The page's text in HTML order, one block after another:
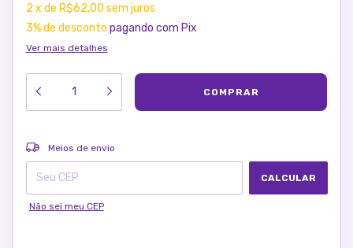
2 x de R$62,00 sem juros
3% de desconto pagando com Pix
Ver mais detalhes
Entregas para o CEP:
Meios de envio
CALCULAR
Não sei meu CEP